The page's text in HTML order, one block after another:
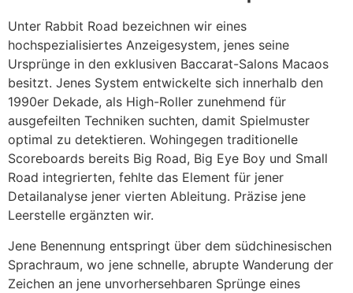
Unter Rabbit Road bezeichnen wir eines
hochspezialisiertes Anzeigesystem, jenes seine
Ursprünge in den exklusiven Baccarat-Salons Macaos
besitzt. Jenes System entwickelte sich innerhalb den
1990er Dekade, als High-Roller zunehmend für
ausgefeilten Techniken suchten, damit Spielmuster
optimal zu detektieren. Wohingegen traditionelle
Scoreboards bereits Big Road, Big Eye Boy und Small
Road integrierten, fehlte das Element für jener
Detailanalyse jener vierten Ableitung. Präzise jene
Leerstelle ergänzten wir.
Jene Benennung entspringt über dem südchinesischen
Sprachraum, wo jene schnelle, abrupte Wanderung der
Zeichen an jene unvorhersehbaren Sprünge eines